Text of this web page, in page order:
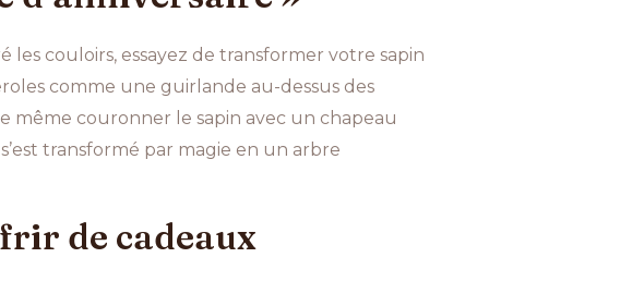
couloirs, essayez de transformer votre sapin
comme une guirlande au-dessus des
même couronner le sapin avec un chapeau
transformé par magie en un arbre
de cadeaux